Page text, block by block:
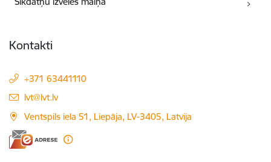
Kontakti
+371 63441110
E-pasts:
lvt@lvt.lv
Ventspils iela 51, Liepāja, LV-3405, Latvija